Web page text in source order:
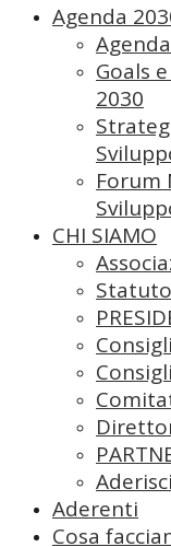
Agenda
Goals
2030
Forum
CHI SIAMO
Statuto
Aderisci
Aderenti
Cosa